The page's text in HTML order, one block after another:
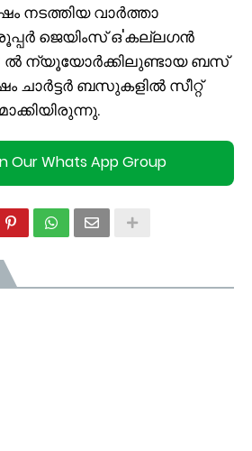
നടത്തിയ വാർത്താ
ജെയിംസ് ഒ'കല്ലഗൻ
ൽ ന്യൂയോർക്കിലുണ്ടായ ബസ്
ചാർട്ടർ ബസുകളിൽ സീറ്റ്
Our Whats App Group